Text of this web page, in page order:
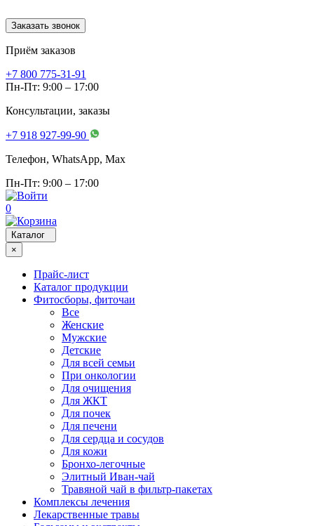
Заказать звонок
Приём заказов
+7 800 775-31-91
Пн-Пт: 9:00 – 17:00
Консультации, заказы
+7 918 927-99-90
Телефон, WhatsApp, Мах
Пн-Пт: 9:00 – 17:00
0
Каталог
×
Прайс-лист
Каталог продукции
Фитосборы, фиточаи
Все
Женские
Мужские
Детские
Для всей семьи
При онкологии
Для очищения
Для ЖКТ
Для почек
Для печени
Для сердца и сосудов
Для кожи
Бронхо-легочные
Элитный Иван-чай
Травяной чай в фильтр-пакетах
Комплексы лечения
Лекарственные травы